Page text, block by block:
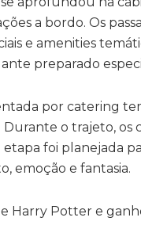
a bordo. Os
e amenities
preparado
por catering
Durante o trajeto,
etapa foi planejada
emoção e fantasia.